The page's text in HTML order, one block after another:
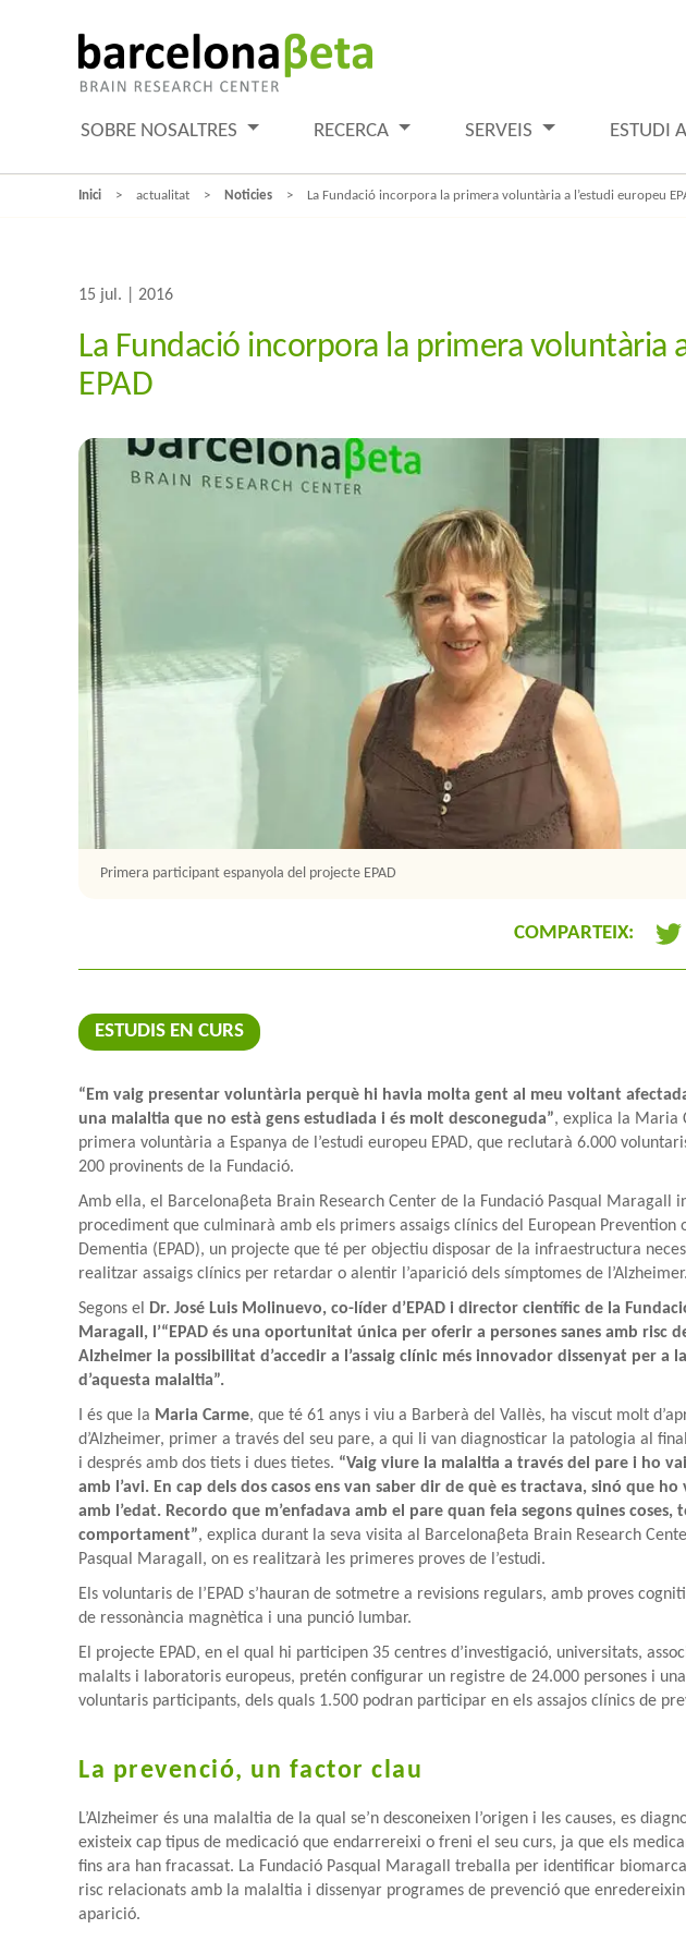
SOBRE NOSALTRES RECERCA SERVEIS ESTUDI
Inici actualitat Noticies La Fundació incorpora la primera voluntària a l’estudi europeu
15 jul. | 2016
La Fundació incorpora la primera voluntària
EPAD
Primera participant espanyola del projecte EPAD
COMPARTEIX:
ESTUDIS EN CURS
“Em vaig presentar voluntària perquè hi havia molta gent al meu voltant
una malaltia que no està gens estudiada i és molt desconeguda”, explica la Maria
primera voluntària a Espanya de l’estudi europeu EPAD, que reclutarà 6.000
200 provinents de la Fundació.
Amb ella, el Barcelonaβeta Brain Research Center de la Fundació Pasqual Maragall
procediment que culminarà amb els primers assaigs clínics del European Prevention
Dementia (EPAD), un projecte que té per objectiu disposar de la infraestructura
realitzar assaigs clínics per retardar o alentir l’aparició dels símptomes de l’Alzheimer.
Segons el Dr. José Luis Molinuevo, co-líder d’EPAD i director científic de la
Maragall, l’“EPAD és una oportunitat única per oferir a persones sanes amb risc
Alzheimer la possibilitat d’accedir a l’assaig clínic més innovador dissenyat per a
d’aquesta malaltia”.
I és que la Maria Carme, que té 61 anys i viu a Barberà del Vallès, ha viscut molt
d’Alzheimer, primer a través del seu pare, a qui li van diagnosticar la patologia al
i després amb dos tiets i dues tietes. “Vaig viure la malaltia a través del pare i ho
amb l’avi. En cap dels dos casos ens van saber dir de què es tractava, sinó que
amb l’edat. Recordo que m’enfadava amb el pare quan feia segons quines coses,
comportament”, explica durant la seva visita al Barcelonaβeta Brain Research
Pasqual Maragall, on es realitzarà les primeres proves de l’estudi.
Els voluntaris de l’EPAD s’hauran de sotmetre a revisions regulars, amb proves
de ressonància magnètica i una punció lumbar.
El projecte EPAD, en el qual hi participen 35 centres d’investigació, universitats,
malalts i laboratoris europeus, pretén configurar un registre de 24.000 persones i
voluntaris participants, dels quals 1.500 podran participar en els assajos clínics de
La prevenció, un factor clau
L’Alzheimer és una malaltia de la qual se’n desconeixen l’origen i les causes, es
existeix cap tipus de medicació que endarrereixi o freni el seu curs, ja que els
fins ara han fracassat. La Fundació Pasqual Maragall treballa per identificar
risc relacionats amb la malaltia i dissenyar programes de prevenció que
aparició.